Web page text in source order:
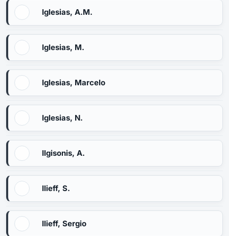
Iglesias, A.M.
Iglesias, M.
Iglesias, Marcelo
Iglesias, N.
Ilgisonis, A.
Ilieff, S.
Ilieff, Sergio